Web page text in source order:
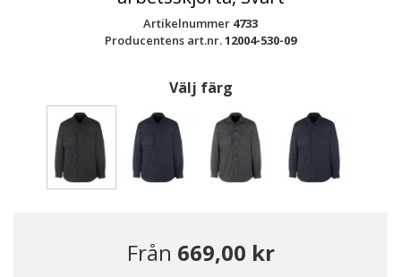
Artikelnummer 4733
Producentens art.nr.12004-530-09
Välj färg
Från 669,00 kr